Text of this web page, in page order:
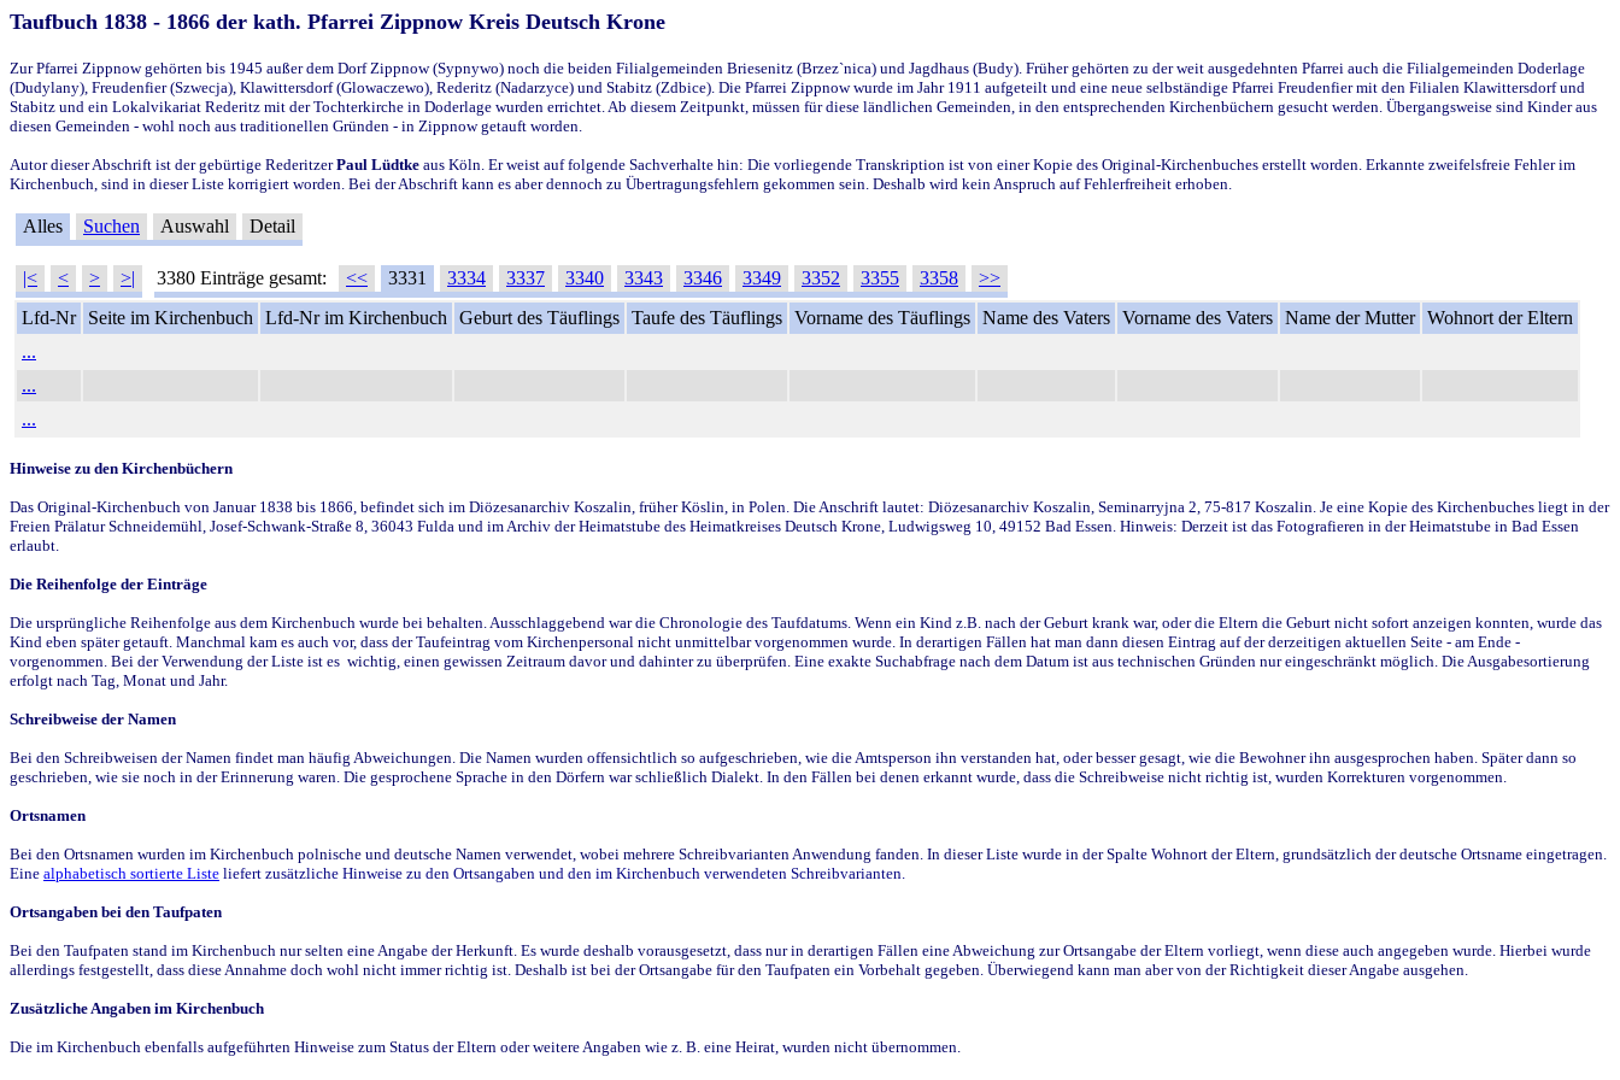
Taufbuch 1838 - 1866 der kath. Pfarrei Zippnow Kreis Deutsch Krone
Zur Pfarrei Zippnow gehörten bis 1945 außer dem Dorf Zippnow (Sypnywo) noch die beiden Filialgemeinden Briesenitz (Brzez`nica) und Jagdhaus (Budy). Früher gehörten zu der weit ausgedehnten Pfarrei auch die Filialgemeinden Doderlage
(Dudylany), Freudenfier (Szwecja), Klawittersdorf (Glowaczewo), Rederitz (Nadarzyce) und Stabitz (Zdbice). Die Pfarrei Zippnow wurde im Jahr 1911 aufgeteilt und eine neue selbständige Pfarrei Freudenfier mit den Filialen Klawittersdorf und
Stabitz und ein Lokalvikariat Rederitz mit der Tochterkirche in Doderlage wurden errichtet. Ab diesem Zeitpunkt, müssen für diese ländlichen Gemeinden, in den entsprechenden Kirchenbüchern gesucht werden. Übergangsweise sind Kinder aus
diesen Gemeinden - wohl noch aus traditionellen Gründen - in Zippnow getauft worden.
Autor dieser Abschrift ist der gebürtige RederitzerPaul Lüdtke aus Köln. Er weist auf folgende Sachverhalte hin: Die vorliegende Transkription ist von einer Kopie des Original-Kirchenbuches erstellt worden. Erkannte zweifelsfreie Fehler im
Kirchenbuch, sind in dieser Liste korrigiert worden. Bei der Abschrift kann es aber dennoch zu Übertragungsfehlern gekommen sein. Deshalb wird kein Anspruch auf Fehlerfreiheit erhoben.
Alles Suchen Auswahl Detail
|< < > >| 3380 Einträge gesamt: << 3331 3334 3337 3340 3343 3346 3349 3352 3355 3358
>>
Lfd-Nr
Seite im Kirchenbuch Lfd-Nr im Kirchenbuch Geburt des Täuflings Taufe des Täuflings Vorname des Täuflings Name des Vaters Vorname des Vaters Name der Mutter Wohnort der Eltern
...
...
...
Hinweise zu den Kirchenbüchern
Das Original-Kirchenbuch von Januar 1838 bis 1866, befindet sich im Diözesanarchiv Koszalin, früher Köslin, in Polen. Die Anschrift lautet: Diözesanarchiv Koszalin, Seminarryjna 2, 75-817 Koszalin. Je eine Kopie des Kirchenbuches liegt in der
Freien Prälatur Schneidemühl, Josef-Schwank-Straße 8, 36043 Fulda und im Archiv der Heimatstube des Heimatkreises Deutsch Krone, Ludwigsweg 10, 49152 Bad Essen. Hinweis: Derzeit ist das Fotografieren in der Heimatstube in Bad Essen
erlaubt.
Die Reihenfolge der Einträge
Die ursprüngliche Reihenfolge aus dem Kirchenbuch wurde bei behalten. Ausschlaggebend war die Chronologie des Taufdatums. Wenn ein Kind z.B. nach der Geburt krank war, oder die Eltern die Geburt nicht sofort anzeigen konnten, wurde das
Kind eben später getauft. Manchmal kam es auch vor, dass der Taufeintrag vom Kirchenpersonal nicht unmittelbar vorgenommen wurde. In derartigen Fällen hat man dann diesen Eintrag auf der derzeitigen aktuellen Seite - am Ende -
vorgenommen. Bei der Verwendung der Liste ist es wichtig, einen gewissen Zeitraum davor und dahinter zu überprüfen. Eine exakte Suchabfrage nach dem Datum ist aus technischen Gründen nur eingeschränkt möglich. Die Ausgabesortierung
erfolgt nach Tag, Monat und Jahr.
Schreibweise der Namen
Bei den Schreibweisen der Namen findet man häufig Abweichungen. Die Namen wurden offensichtlich so aufgeschrieben, wie die Amtsperson ihn verstanden hat, oder besser gesagt, wie die Bewohner ihn ausgesprochen haben. Später dann so
geschrieben, wie sie noch in der Erinnerung waren. Die gesprochene Sprache in den Dörfern war schließlich Dialekt. In den Fällen bei denen erkannt wurde, dass die Schreibweise nicht richtig ist, wurden Korrekturen vorgenommen.
Ortsnamen
Bei den Ortsnamen wurden im Kirchenbuch polnische und deutsche Namen verwendet, wobei mehrere Schreibvarianten Anwendung fanden. In dieser Liste wurde in der Spalte Wohnort der Eltern, grundsätzlich der deutsche Ortsname eingetragen.
Eine alphabetisch sortierte Liste liefert zusätzliche Hinweise zu den Ortsangaben und den im Kirchenbuch verwendeten Schreibvarianten.
Ortsangaben bei den Taufpaten
Bei den Taufpaten stand im Kirchenbuch nur selten eine Angabe der Herkunft. Es wurde deshalb vorausgesetzt, dass nur in derartigen Fällen eine Abweichung zur Ortsangabe der Eltern vorliegt, wenn diese auch angegeben wurde. Hierbei wurde
allerdings festgestellt, dass diese Annahme doch wohl nicht immer richtig ist. Deshalb ist bei der Ortsangabe für den Taufpaten ein Vorbehalt gegeben. Überwiegend kann man aber von der Richtigkeit dieser Angabe ausgehen.
Zusätzliche Angaben im Kirchenbuch
Die im Kirchenbuch ebenfalls aufgeführten Hinweise zum Status der Eltern oder weitere Angaben wie z. B. eine Heirat, wurden nicht übernommen.